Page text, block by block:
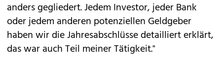
anders gegliedert. Jedem Investor, jeder Bank
oder jedem anderen potenziellen Geldgeber
haben wir die Jahresabschlüsse detailliert erklärt,
das war auch Teil meiner Tätigkeit."